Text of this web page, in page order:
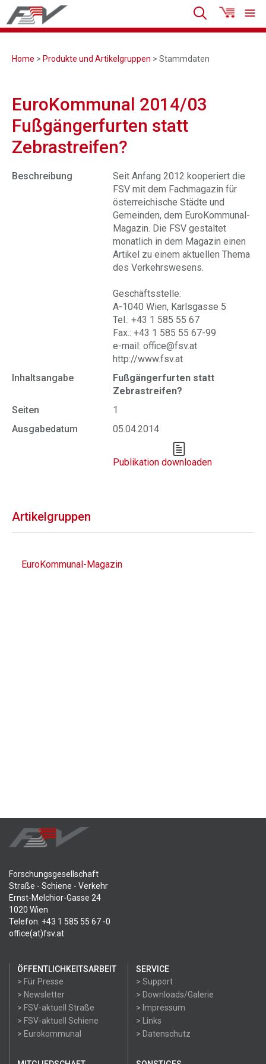
Home > Produkte und Artikelgruppen > Stammdaten
EuroKommunal 2014/03
Fußgängerfurten statt
Zebrastreifen?
Beschreibung
Seit Anfang 2012 kooperiert die
FSV mit dem Fachmagazin für
österreichische Städte und
Gemeinden, dem EuroKommunal-
Magazin. Die FSV gestaltet
monatlich in dem Magazin einen
Artikel zu einem aktuellen Thema
des Verkehrswesens.
Geschäftsstelle:
A-1040 Wien, Karlsgasse 5
Tel.: +43 1 585 55 67
Fax.: +43 1 585 55 67-99
e-mail: office@fsv.at
http://www.fsv.at
Inhaltsangabe
Fußgängerfurten statt
Zebrastreifen?
Seiten
1
Ausgabedatum
05.04.2014
Publikation downloaden
Artikelgruppen
EuroKommunal-Magazin
Forschungsgesellschaft
Straße - Schiene - Verkehr
Ernst-Melchior-Gasse 24
1020 Wien
Telefon: +43 1 585 55 67 -0
office(at)fsv.at
ÖFFENTLICHKEITSARBEIT
> Für Presse
> Newsletter
> FSV-aktuell Straße
> FSV-aktuell Schiene
> Eurokommunal
SERVICE
> Support
> Downloads/Galerie
> Impressum
> Links
> Datenschutz